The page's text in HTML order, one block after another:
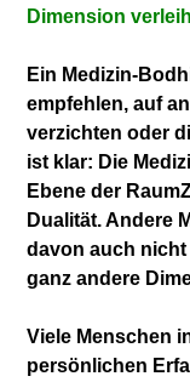
Dimension
Ein Medizin-
empfehlen, auf
verzichten oder
ist klar: Die
Ebene der
Dualität. Andere
davon auch
ganz andere
Viele Menschen
persönlichen